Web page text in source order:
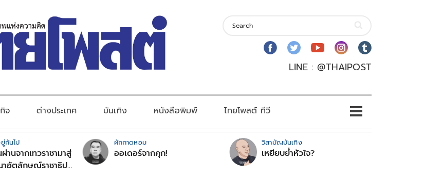
LINE : @THAIPOST
จ ต่างประเทศ บันเทิง หนังสือพิมพ์ ไทยโพสต์ ทีวี
กันไป
านจากเทวราชามาสู่
าอัตลักษณ์ราชาธิป
ผักกาดหอม
ออเดอร์จากคุก!
วิสามัญบันเทิง
เหยียบย่ำหัวใจ?